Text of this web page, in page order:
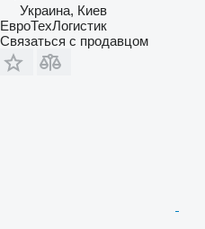
Украина, Киев
ЕвроТехЛогистик
Связаться с продавцом